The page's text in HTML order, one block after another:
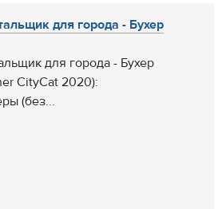
для города - Бухер
для города - Бухер
CityCat 2020):
(без...